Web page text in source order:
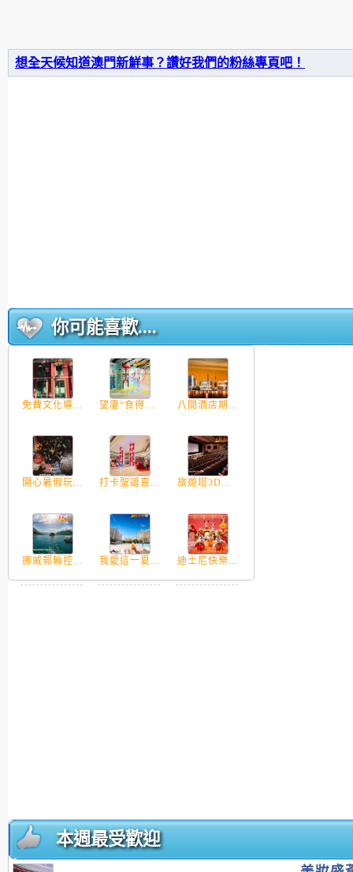
想全天候知道澳門新鮮事？讚好我們的粉絲專頁吧！
你可能喜歡....
免費文化導... 望廈“食得... 八間酒店期...
開心暑假玩... 打卡聖誕喜... 旅遊塔3D...
挪威郵輪控... 我愛這一夏... 迪士尼快樂...
本週最受歡迎